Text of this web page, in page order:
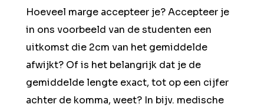
Hoeveel marge accepteer je? Accepteer je
in ons voorbeeld van de studenten een
uitkomst die 2cm van het gemiddelde
afwijkt? Of is het belangrijk dat je de
gemiddelde lengte exact, tot op een cijfer
achter de komma, weet? In bijv. medische